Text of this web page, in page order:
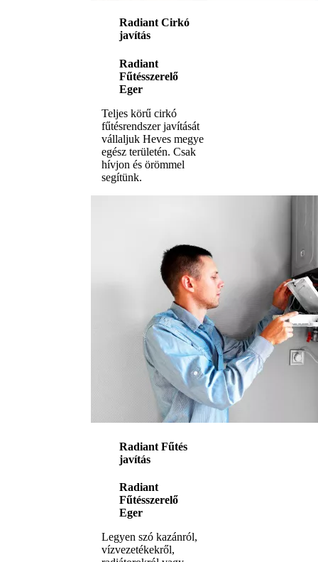
Radiant Cirkó
javítás
Radiant
Fűtésszerelő
Eger
Teljes körű cirkó
fűtésrendszer javítását
vállaljuk Heves megye
egész területén. Csak
hívjon és örömmel
segítünk.
Radiant Fűtés
javítás
Radiant
Fűtésszerelő
Eger
Legyen szó kazánról,
vízvezetékekről,